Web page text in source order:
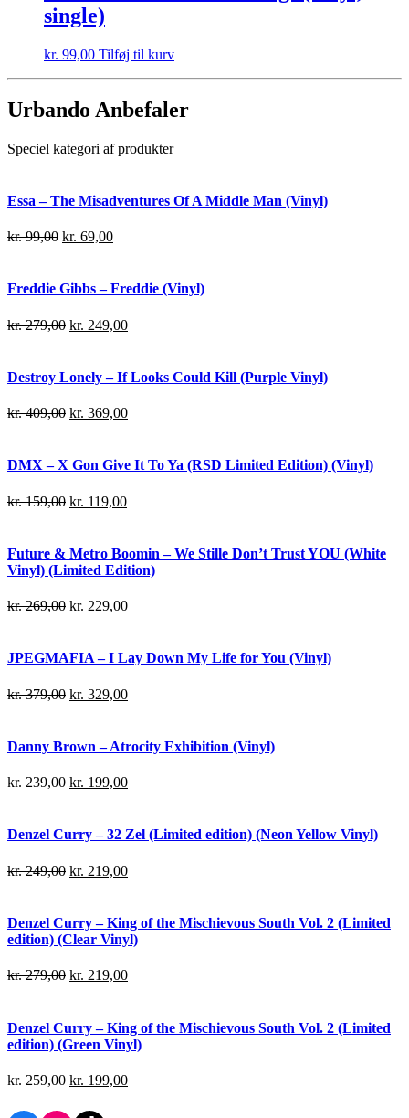
single)
kr. 99,00 Tilføj til kurv
Urbando Anbefaler
Speciel kategori af produkter
Essa – The Misadventures Of A Middle Man (Vinyl)
kr.99,00 kr. 69,00
Freddie Gibbs – Freddie (Vinyl)
kr.279,00 kr. 249,00
Destroy Lonely – If Looks Could Kill (Purple Vinyl)
kr.409,00 kr. 369,00
DMX – X Gon Give It To Ya (RSD Limited Edition) (Vinyl)
kr.159,00 kr. 119,00
Future & Metro Boomin – We Stille Don’t Trust YOU (White
Vinyl) (Limited Edition)
kr.269,00 kr. 229,00
JPEGMAFIA – I Lay Down My Life for You (Vinyl)
kr.379,00 kr. 329,00
Danny Brown – Atrocity Exhibition (Vinyl)
kr.239,00 kr. 199,00
Denzel Curry – 32 Zel (Limited edition) (Neon Yellow Vinyl)
kr.249,00 kr. 219,00
Denzel Curry – King of the Mischievous South Vol. 2 (Limited
edition) (Clear Vinyl)
kr.279,00 kr. 219,00
Denzel Curry – King of the Mischievous South Vol. 2 (Limited
edition) (Green Vinyl)
kr.259,00 kr. 199,00